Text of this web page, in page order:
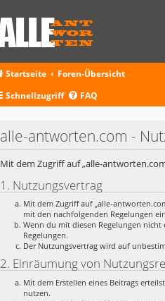
Startseite
Foren-Übersicht
Schnellzugriff
FAQ
alle-antworten.com -
Mit dem Zugriff auf „alle-
1. Nutzungsvertrag
Mit dem Zugriff auf „alle-
mit den nachfolgenden Regelungen
Wenn du mit diesen Regelungen
Regelungen.
Der Nutzungsvertrag wird auf
2. Einräumung von
Mit dem Erstellen eines Beitrags
nutzen.